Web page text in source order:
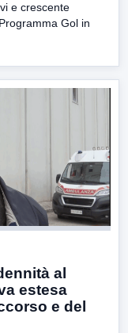
e crescente
Gol in
al
estesa
e del